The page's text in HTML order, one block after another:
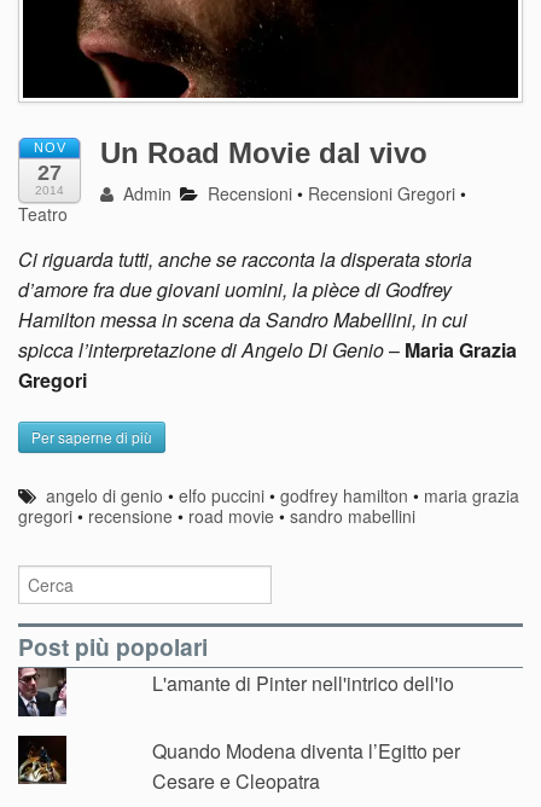
NOV
27
2014
Un Road Movie dal vivo
Admin Recensioni • Recensioni Gregori •
Teatro
Ci riguarda tutti, anche se racconta la disperata storia
d’amore fra due giovani uomini, la pièce di Godfrey
Hamilton messa in scena da Sandro Mabellini, in cui
spicca l’interpretazione di Angelo Di Genio– Maria Grazia
Gregori
Per saperne di più
angelo di genio •elfo puccini •godfrey hamilton • maria grazia
gregori • recensione • road movie • sandro mabellini
Post più popolari
L'amante di Pinter nell'intrico dell'io
Quando Modena diventa l’Egitto per
Cesare e Cleopatra